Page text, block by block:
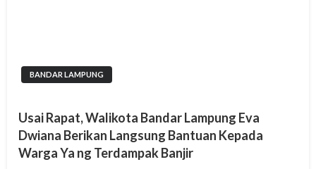
BANDAR LAMPUNG
Usai Rapat, Walikota Bandar Lampung Eva
Dwiana Berikan Langsung Bantuan Kepada
Warga Ya ng Terdampak Banjir